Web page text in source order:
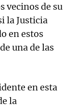
vecinos de su
la Justicia
en estos
una de las
en esta
la